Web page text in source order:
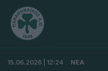
15.06.2026 | 12:24 ΝΕΑ